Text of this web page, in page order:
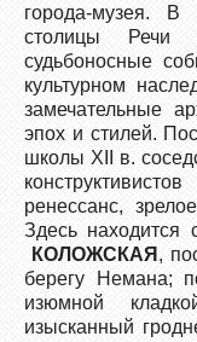
города-музея.
столицы Речи
судьбоносные
культурном
замечательные
эпох и стилей.
школы XII в.
ренессанс,
Здесь находится
КОЛОЖСКАЯ ,
берегу Немана;
изюмной
изысканный